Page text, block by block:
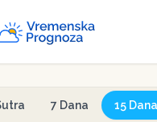
7 Dana 15 Dana